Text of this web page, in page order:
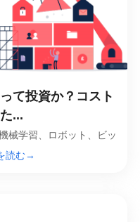
て投資か？コスト
...
械学習、ロボット、ビッ
読む→